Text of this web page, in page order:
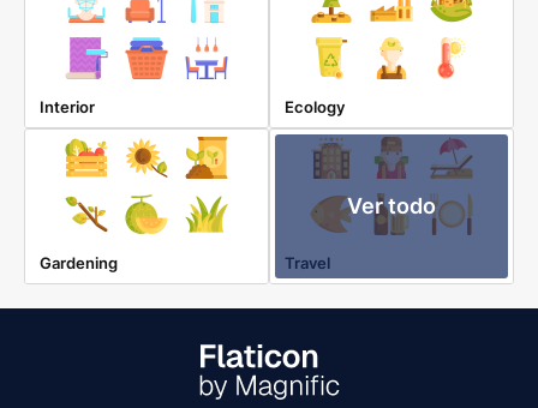
Interior Ecology
Gardening
Ver todo
Travel